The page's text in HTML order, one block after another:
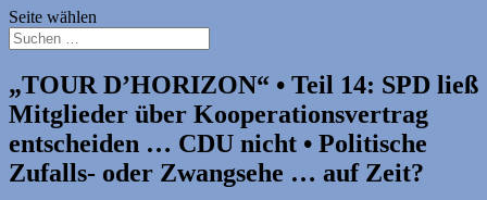
Seite wählen
„TOUR D’HORIZON“ • Teil 14: SPD ließ
Mitglieder über Kooperationsvertrag
entscheiden … CDU nicht • Politische
Zufalls- oder Zwangsehe … auf Zeit?